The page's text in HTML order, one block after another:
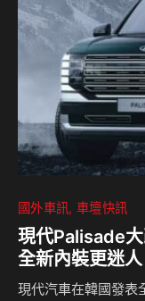
元，全台限量一部。
國外車訊 車壇快訊
現代Palisade
全新內裝更迷人
現代汽車在韓國發表